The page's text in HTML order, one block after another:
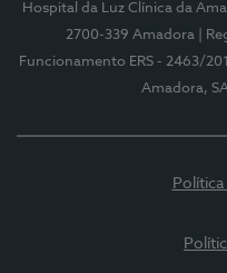
Hospital da Luz Clínica da
2700-339 Amadora
|
Funcionamento ERS - 2463/
Amadora,
Política